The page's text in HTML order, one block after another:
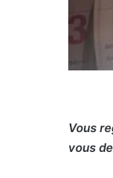
Vous
vous